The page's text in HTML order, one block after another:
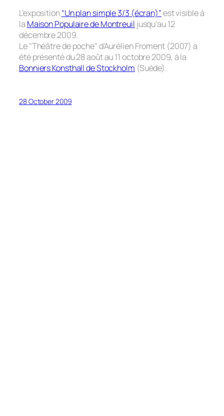
L’exposition“Un plan simple 3/3 (écran)”est visible à
la Maison Populaire de Montreuil jusqu’au 12
décembre 2009.
Le “Théâtre de poche” d’Aurélien Froment (2007) a
été présenté du 28 août au 11 octobre 2009, à la
Bonniers Konsthall de Stockholm (Suède).
28 October 2009